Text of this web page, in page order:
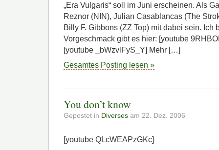
„Era Vulgaris“ soll im Juni erscheinen. Als
Reznor (NIN), Julian Casablancas (The
Billy F. Gibbons (ZZ Top) mit dabei sein. Ich
Vorgeschmack gibt es hier: [youtube
[youtube _bWzvlFyS_Y] Mehr […]
Gesamtes Posting lesen »
You don’t know
Gepostet in Diverses am 22. Dez. 2006
[youtube QLcWEAPzGKc]